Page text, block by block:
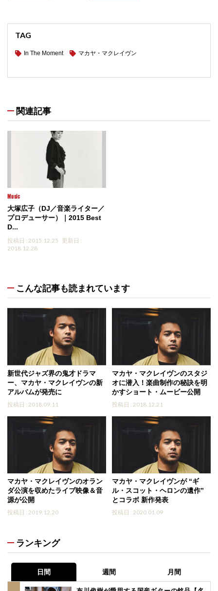
TAG
In The Moment マカヤ・マクレイヴン
関連記事
Music
大塚広子（DJ／音楽ライター／
プロデューサー）｜2015 Best
D...
投稿日 : 2015.12.25 更新日 :
2018.12.28
こんな記事も読まれています
新世代ジャズ界の鬼才ドラマ
ー、マカヤ・マクレイヴンの新
アルバムが発売に
投稿日 : 2018.09.11
マカヤ・マクレイヴンのスタジ
オに潜入！楽曲制作の秘訣を明
かすショート・ムービー公開
投稿日 : 2018.12.21
マカヤ・マクレイヴンのオラン
ダ公演を収めたライブ映像＆音
源が公開
投稿日 : 2019.12.20
マカヤ・マクレイヴンが “ギ
ル・スコット・ヘロンの遺作”
とコラボ 新作発表
投稿日 : 2020.01.09
ランキング
日間 週間 月間